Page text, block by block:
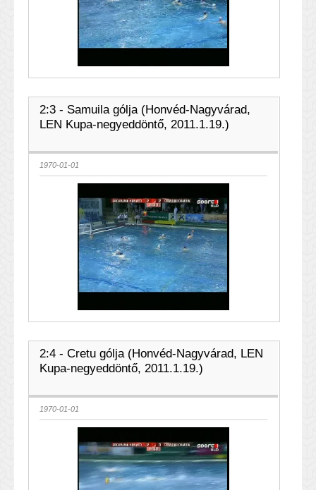
2:3 - Samuila gólja (Honvéd-Nagyvárad,
LEN Kupa-negyeddöntő, 2011.1.19.)
1970-01-01
2:4 - Cretu gólja (Honvéd-Nagyvárad, LEN
Kupa-negyeddöntő, 2011.1.19.)
1970-01-01